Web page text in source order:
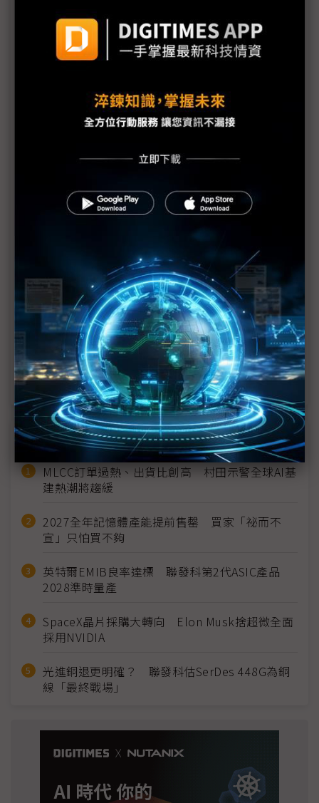
（台積1Q26法說）傳產能吃緊挑客戶 魏哲家闢謠：
（台積1Q26法說）三星LPU代工訂單不保？ 魏哲家
首度表示「與客戶合作開發中」
（台積1Q26法說）Terafab找上英特爾來勢洶洶 魏
（台積1Q26法說）3奈米南科擴產、AZ二廠2H27量
（台積1Q26法說）台積電上修2026全年美元營收
魏哲家：有望成長逾30%
（台積1Q26法說）2Q26營收高標季增逾15% N3製
程毛利率下半年高於平均
（台積1Q26法說）1Q獲利再飆高 AI需求強勁毛利
率超標衝上66%
近７天熱門報導
MLCC訂單過熱、出貨比創高 村田示警全球AI基
建熱潮將趨緩
2027全年記憶體產能提前售罄 買家「祕而不
宣」只怕買不夠
英特爾EMIB良率達標 聯發科第2代ASIC產品
2028準時量產
SpaceX晶片採購大轉向 Elon Musk捨超微全面
採用NVIDIA
光進銅退更明確？ 聯發科估SerDes 448G為銅
線「最終戰場」